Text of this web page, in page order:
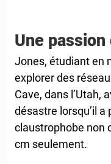
Une
Jones, étudiant en
explorer des
Cave, dans l’Utah,
désastre lorsqu’il a
claustrophobe non
cm seulement.